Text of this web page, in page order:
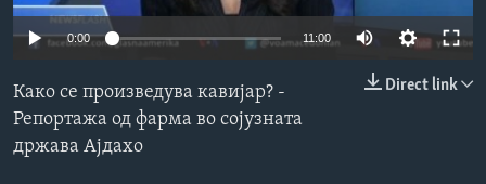
ИНТЕРВЈУА
Јазици
0:00 11:00
Direct link
Како се произведува кавијар? -
Репортажа од фарма во сојузната
држава Ајдахо